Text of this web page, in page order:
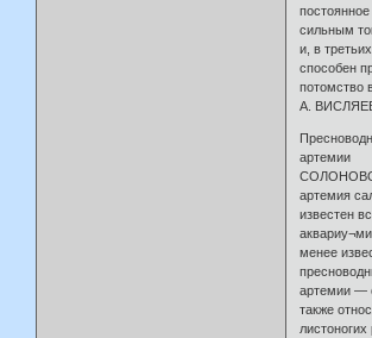
сильным
и, в
способен
потомство
А.
артемии
артемия
известен
менее
артемии —
также
листоногих